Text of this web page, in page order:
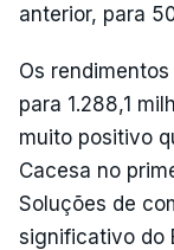
anterior, para
Os
para 1.288,1
muito positivo
Cacesa no
Soluções de
significativo do